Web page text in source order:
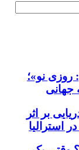
روزی نو»؛
بر اثر